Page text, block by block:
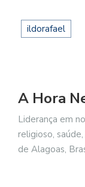
ildorafael
A Hora
Liderança em
religioso,
de Alagoas,